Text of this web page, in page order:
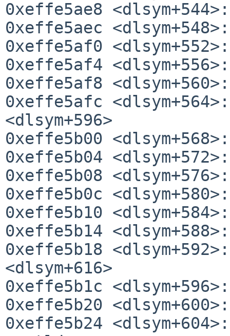
0xeffe5ae8
0xeffe5aec
0xeffe5af0
0xeffe5af4
0xeffe5af8
0xeffe5afc
<dlsym+596>
0xeffe5b00
0xeffe5b04
0xeffe5b08
0xeffe5b0c
0xeffe5b10
0xeffe5b14
0xeffe5b18
<dlsym+616>
0xeffe5b1c
0xeffe5b20
0xeffe5b24